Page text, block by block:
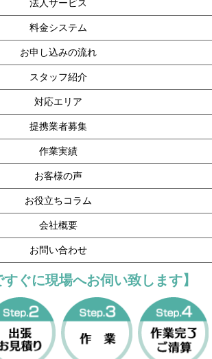
法人サービス
料金システム
お申し込みの流れ
スタッフ紹介
対応エリア
提携業者募集
作業実績
お客様の声
お役立ちコラム
会社概要
お問い合わせ
すぐに現場へお伺い致します】